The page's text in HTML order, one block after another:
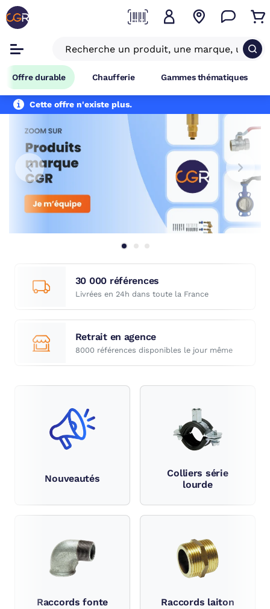
Offre durable Chaufferie Gammes thématiques
Cette offre n'existe plus.
30 000 références
Livrées en 24h dans toute la France
Retrait en agence
8000 références disponibles le jour même
Nouveautés
Colliers série
lourde
Raccords fonte Raccords laiton